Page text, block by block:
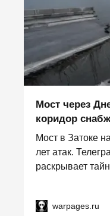
Мост через
коридор
Мост в Затоке
лет атак.
раскрывает
warpages.ru